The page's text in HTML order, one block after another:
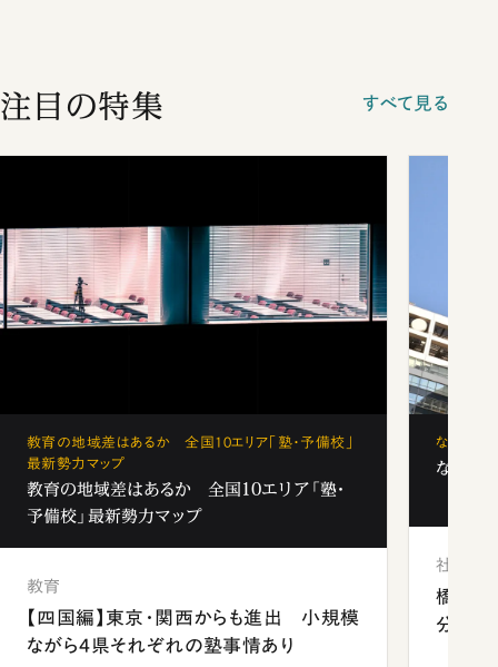
注目の特集 すべて見る
教育の地域差はあるか 全国10エリア「塾・予備校」
最新勢力マップ
教育の地域差はあるか 全国10エリア「塾・
予備校」最新勢力マップ
教育
【四国編】東京・関西からも進出 小規模
ながら4県それぞれの塾事情あり
なぜ「フ
なぜ「
社会
橋本愛
分 佐